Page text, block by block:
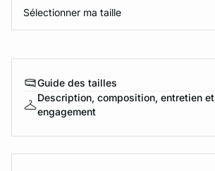
Sélectionner ma taille
Guide des tailles
Description, composition, entretien et
engagement